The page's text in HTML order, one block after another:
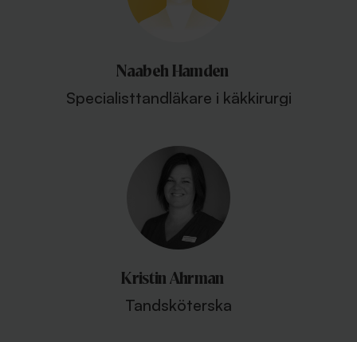
Naabeh Hamden
Specialisttandläkare i käkkirurgi
Kristin Ahrman
Tandsköterska